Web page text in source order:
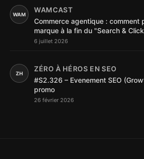
WAM
WAMCAST
Commerce agentique : comment
marque à la fin du "Search &
6 juillet 2026
ZH
ZÉRO À HÉROS EN SEO
#S2.326 – Evenement SEO
promo
26 février 2026